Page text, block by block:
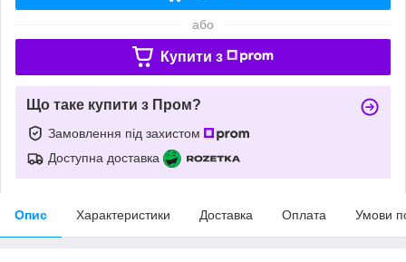
або
Купити з
Що таке купити з Пром?
Замовлення під захистом
Доступна доставка
Опис Характеристики Доставка Оплата Умови